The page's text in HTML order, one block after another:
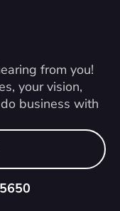
from you!
your vision,
business with